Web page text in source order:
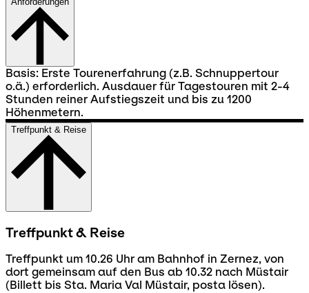
Basis: Erste Tourenerfahrung (z.B. Schnuppertour
o.ä.) erforderlich. Ausdauer für Tagestouren mit 2-4
Stunden reiner Aufstiegszeit und bis zu 1200
Höhenmetern.
Treffpunkt & Reise
Treffpunkt & Reise
Treffpunkt um 10.26 Uhr am Bahnhof in Zernez, von
dort gemeinsam auf den Bus ab 10.32 nach Müstair
(Billett bis Sta. Maria Val Müstair, posta lösen).